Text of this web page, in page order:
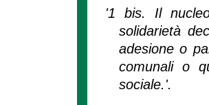
'1 bis. Il
solidarietà
adesione o
comunali o
sociale.'.